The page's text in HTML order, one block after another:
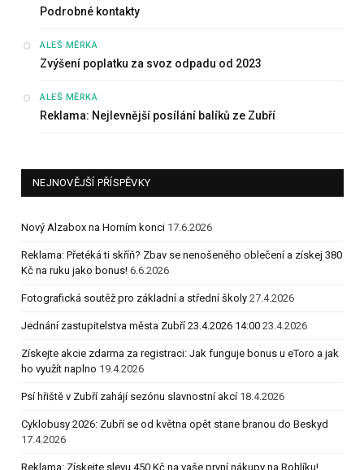
Podrobné kontakty
ALEŠ MĚRKA:
Zvýšení poplatku za svoz odpadu od 2023
ALEŠ MĚRKA:
Reklama: Nejlevnější posílání balíků ze Zubří
NEJNOVĚJŠÍ PŘÍSPĚVKY
Nový Alzabox na Horním konci 17.6.2026
Reklama: Přetéká ti skříň? Zbav se nenošeného oblečení a získej 380
Kč na ruku jako bonus! 6.6.2026
Fotografická soutěž pro základní a střední školy 27.4.2026
Jednání zastupitelstva města Zubří 23.4.2026 14:00 23.4.2026
Získejte akcie zdarma za registraci: Jak funguje bonus u eToro a jak
ho využít naplno 19.4.2026
Psí hřiště v Zubří zahájí sezónu slavnostní akcí 18.4.2026
Cyklobusy 2026: Zubří se od května opět stane branou do Beskyd
17.4.2026
Reklama: Získejte slevu 450 Kč na vaše první nákupy na Rohlíku!